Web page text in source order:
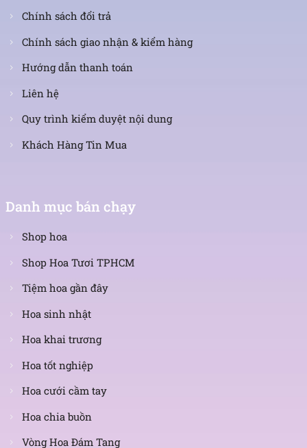
Chính sách đổi trả
Chính sách giao nhận & kiểm hàng
Hướng dẫn thanh toán
Liên hệ
Quy trình kiểm duyệt nội dung
Khách Hàng Tin Mua
Danh mục bán chạy
Shop hoa
Shop Hoa Tươi TPHCM
Tiệm hoa gần đây
Hoa sinh nhật
Hoa khai trương
Hoa tốt nghiệp
Hoa cưới cầm tay
Hoa chia buồn
Vòng Hoa Đám Tang